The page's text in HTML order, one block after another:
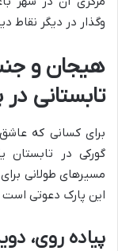
وگذار در دیگر نقاط
هیجان و
تابستانی در
برای کسانی که
گورکی در
مسیرهای طولانی
این پارک دعوتی
پیاده روی،